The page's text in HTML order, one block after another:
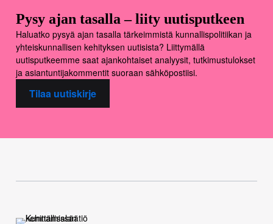
Pysy ajan tasalla – liity uutisputkeen
Haluatko pysyä ajan tasalla tärkeimmistä kunnallispolitiikan ja
yhteiskunnallisen kehityksen uutisista? Liittymällä
uutisputkeemme saat ajankohtaiset analyysit, tutkimustulokset
ja asiantuntijakommentit suoraan sähköpostiisi.
Tilaa uutiskirje